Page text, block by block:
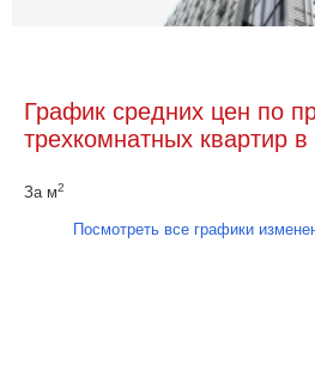
График средних цен по
трехкомнатных квартир в
За м2
Посмотреть все графики